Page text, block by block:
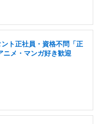
ト正社員・資格不問「正
メ・マンガ好き歓迎